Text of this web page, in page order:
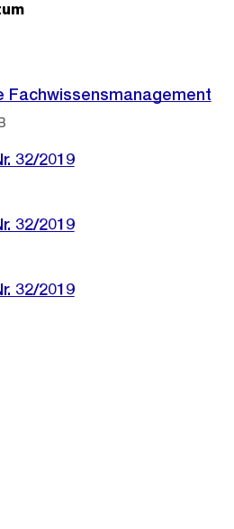
Fachwissensmanagement
32/2019
32/2019
32/2019